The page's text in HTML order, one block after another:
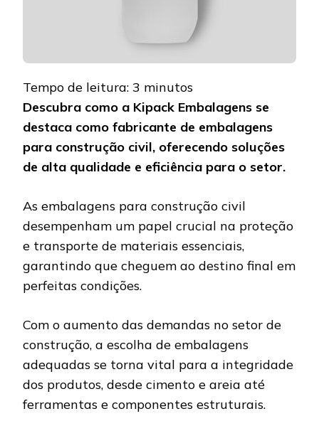
Tempo de leitura: 3 minutos
Descubra como a Kipack Embalagens se
destaca como fabricante de embalagens
para construção civil, oferecendo soluções
de alta qualidade e eficiência para o setor.
As embalagens para construção civil
desempenham um papel crucial na proteção
e transporte de materiais essenciais,
garantindo que cheguem ao destino final em
perfeitas condições.
Com o aumento das demandas no setor de
construção, a escolha de embalagens
adequadas se torna vital para a integridade
dos produtos, desde cimento e areia até
ferramentas e componentes estruturais.